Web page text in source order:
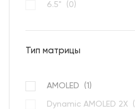
6.5" (0)
Тип матрицы
AMOLED (1 )
Dynamic AMOLED 2Х (